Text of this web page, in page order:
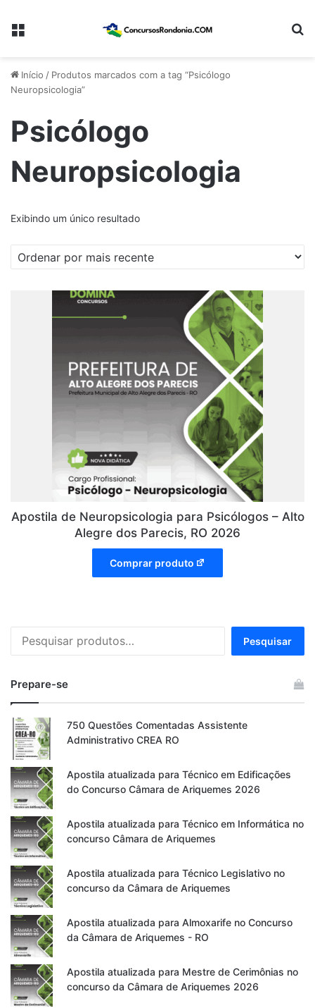
Menu
Início / Produtos marcados com a tag “Psicólogo
Neuropsicologia”
Psicólogo
Neuropsicologia
Exibindo um único resultado
Apostila de Neuropsicologia para Psicólogos – Alto
Alegre dos Parecis, RO 2026
Comprar produto
por:
Pesquisar
Prepare-se
750 Questões Comentadas Assistente
Administrativo CREA RO
Apostila atualizada para Técnico em Edificações
do Concurso Câmara de Ariquemes 2026
Apostila atualizada para Técnico em Informática no
concurso Câmara de Ariquemes
Apostila atualizada para Técnico Legislativo no
concurso da Câmara de Ariquemes
Apostila atualizada para Almoxarife no Concurso
da Câmara de Ariquemes - RO
Apostila atualizada para Mestre de Cerimônias no
concurso da Câmara de Ariquemes 2026